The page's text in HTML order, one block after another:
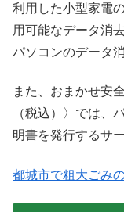
利用した小型家電
用可能なデータ消
パソコンのデータ
また、おまかせ安
（税込）〉では、
明書を発行するサ
都城市で粗大ごみ